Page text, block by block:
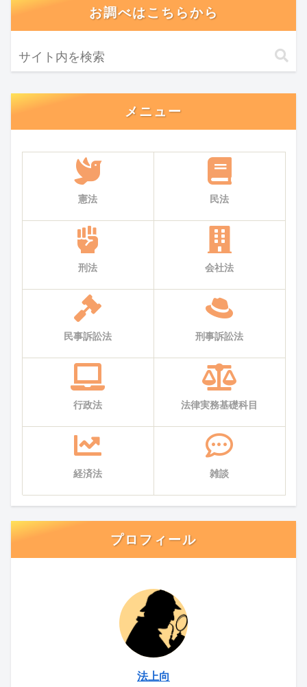
お調べはこちらから
メニュー
憲法 民法
刑法 会社法
民事訴訟法 刑事訴訟法
行政法 法律実務基礎科目
経済法 雑談
プロフィール
法上向